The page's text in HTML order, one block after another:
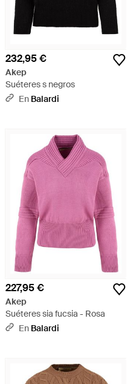
232,95 €
Akep
Suéteres s negros
En Balardi
227,95 €
Akep
Suéteres sia fucsia - Rosa
En Balardi